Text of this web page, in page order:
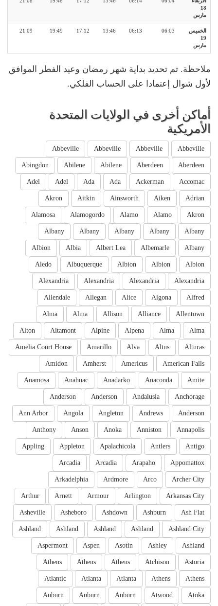
18
مارس
الخميس
19
مارس
06:03
06:13
13:46
17:12
19:49
21:09
ملاحظة. تم تحديد بداية شهر رمضان وعيد الفطر الموافق
لأول شوال إعتمادا على الحساب الفلكي.
أماكن أخرى في الولايات المتحدة
الأمريكية
Abbeville
Abbeville
Abbeville
Abbeville
Aberdeen
Aberdeen
Abilene
Abilene
Abingdon
Accomac
Ackerman
Ada
Ada
Adel
Adel
Adrian
Aiken
Ainsworth
Aitkin
Akron
Akron
Alamo
Alamo
Alamogordo
Alamosa
Albany
Albany
Albany
Albany
Albany
Albany
Albemarle
Albert Lea
Albia
Albion
Albion
Albion
Albion
Albuquerque
Aledo
Alexandria
Alexandria
Alexandria
Alexandria
Alfred
Algona
Alice
Allegan
Allendale
Allentown
Alliance
Allison
Alma
Alma
Alma
Alma
Alpena
Alpine
Altamont
Alton
Alturas
Altus
Alva
Amarillo
Amelia Court House
American Falls
Americus
Amherst
Amidon
Amite
Anaconda
Anadarko
Anahuac
Anamosa
Anchorage
Andalusia
Anderson
Anderson
Anderson
Andrews
Angleton
Angola
Ann Arbor
Annapolis
Anniston
Anoka
Anson
Anthony
Antigo
Antlers
Apalachicola
Appleton
Appling
Appomattox
Arapaho
Arcadia
Arcadia
Archer City
Arco
Ardmore
Arkadelphia
Arkansas City
Arlington
Armour
Arnett
Arthur
Ash Flat
Ashburn
Ashdown
Asheboro
Asheville
Ashland City
Ashland
Ashland
Ashland
Ashland
Ashland
Ashley
Asotin
Aspen
Aspermont
Astoria
Atchison
Athens
Athens
Athens
Athens
Athens
Atlanta
Atlanta
Atlantic
Atoka
Atwood
Auburn
Auburn
Auburn